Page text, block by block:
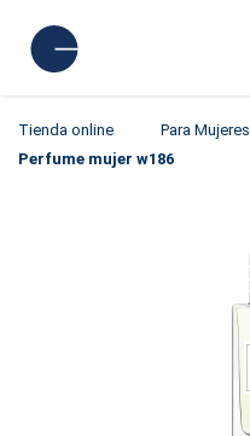
Tienda online Para Mujeres
Perfume mujer w186